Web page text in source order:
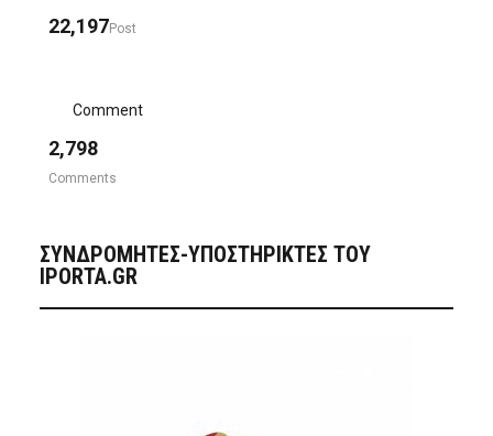
22,197Post
Comment
2,798
Comments
ΣΥΝΔΡΟΜΗΤΈΣ-ΥΠΟΣΤΗΡΙΚΤΈΣ ΤΟΥ
IPORTA.GR